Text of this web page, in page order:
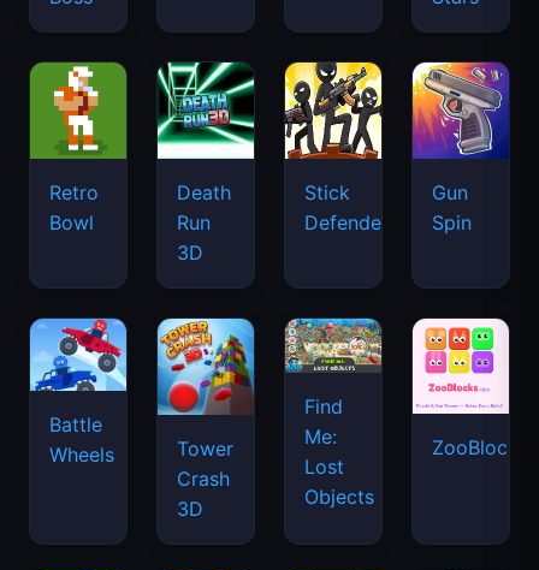
Retro
Bowl
Death
Run
3D
Stick
Defenders
Gun
Spin
Battle
Wheels
Tower
Crash
3D
Find
Me:
Lost
Objects
ZooBlocks